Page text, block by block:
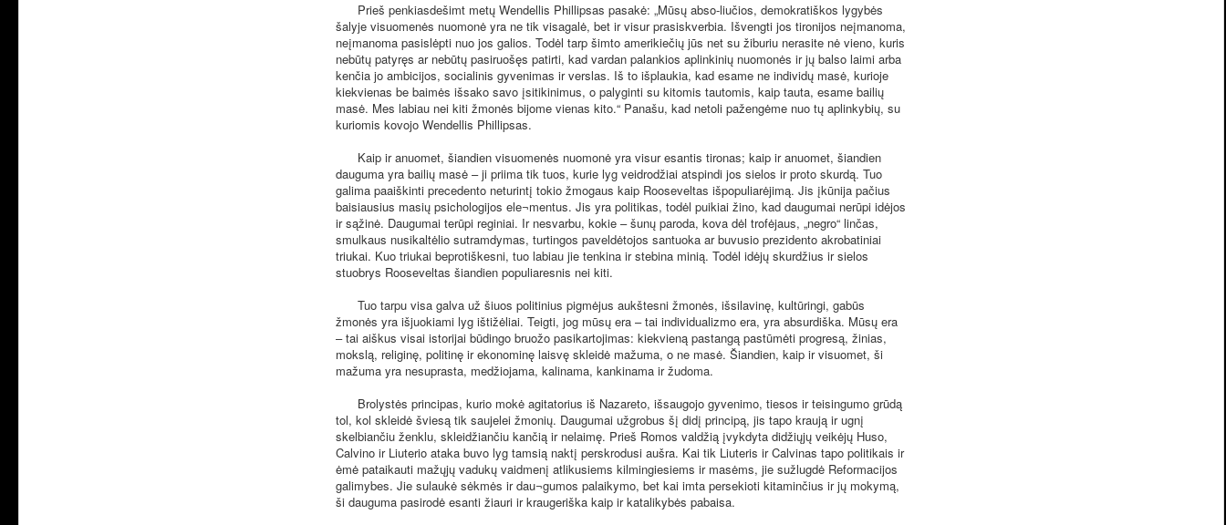
Prieš penkiasdešimt metų Wendellis Phillipsas pasakė: „Mūsų abso-liučios, demokratiškos lygybės
šalyje visuomenės nuomonė yra ne tik visagalė, bet ir visur prasiskverbia. Išvengti jos tironijos neįmanoma,
neįmanoma pasislėpti nuo jos galios. Todėl tarp šimto amerikiečių jūs net su žiburiu nerasite nė vieno, kuris
nebūtų patyręs ar nebūtų pasiruošęs patirti, kad vardan palankios aplinkinių nuomonės ir jų balso laimi arba
kenčia jo ambicijos, socialinis gyvenimas ir verslas. Iš to išplaukia, kad esame ne individų masė, kurioje
kiekvienas be baimės išsako savo įsitikinimus, o palyginti su kitomis tautomis, kaip tauta, esame bailių
masė. Mes labiau nei kiti žmonės bijome vienas kito.“ Panašu, kad netoli pažengėme nuo tų aplinkybių, su
kuriomis kovojo Wendellis Phillipsas.
Kaip ir anuomet, šiandien visuomenės nuomonė yra visur esantis tironas; kaip ir anuomet, šiandien
dauguma yra bailių masė – ji priima tik tuos, kurie lyg veidrodžiai atspindi jos sielos ir proto skurdą. Tuo
galima paaiškinti precedento neturintį tokio žmogaus kaip Rooseveltas išpopuliarėjimą. Jis įkūnija pačius
baisiausius masių psichologijos ele¬mentus. Jis yra politikas, todėl puikiai žino, kad daugumai nerūpi idėjos
ir sąžinė. Daugumai terūpi reginiai. Ir nesvarbu, kokie – šunų paroda, kova dėl trofėjaus, „negro“ linčas,
smulkaus nusikaltėlio sutramdymas, turtingos paveldėtojos santuoka ar buvusio prezidento akrobatiniai
triukai. Kuo triukai beprotiškesni, tuo labiau jie tenkina ir stebina minią. Todėl idėjų skurdžius ir sielos
stuobrys Rooseveltas šiandien populiaresnis nei kiti.
Tuo tarpu visa galva už šiuos politinius pigmėjus aukštesni žmonės, išsilavinę, kultūringi, gabūs
žmonės yra išjuokiami lyg ištižėliai. Teigti, jog mūsų era – tai individualizmo era, yra absurdiška. Mūsų era
– tai aiškus visai istorijai būdingo bruožo pasikartojimas: kiekvieną pastangą pastūmėti progresą, žinias,
mokslą, religinę, politinę ir ekonominę laisvę skleidė mažuma, o ne masė. Šiandien, kaip ir visuomet, ši
mažuma yra nesuprasta, medžiojama, kalinama, kankinama ir žudoma.
Brolystės principas, kurio mokė agitatorius iš Nazareto, išsaugojo gyvenimo, tiesos ir teisingumo grūdą
tol, kol skleidė šviesą tik saujelei žmonių. Daugumai užgrobus šį didį principą, jis tapo kraują ir ugnį
skelbiančiu ženklu, skleidžiančiu kančią ir nelaimę. Prieš Romos valdžią įvykdyta didžiųjų veikėjų Huso,
Calvino ir Liuterio ataka buvo lyg tamsią naktį perskrodusi aušra. Kai tik Liuteris ir Calvinas tapo politikais ir
ėmė pataikauti mažųjų vadukų vaidmenį atlikusiems kilmingiesiems ir masėms, jie sužlugdė Reformacijos
galimybes. Jie sulaukė sėkmės ir dau¬gumos palaikymo, bet kai imta persekioti kitaminčius ir jų mokymą,
ši dauguma pasirodė esanti žiauri ir kraugeriška kaip ir katalikybės pabaisa.